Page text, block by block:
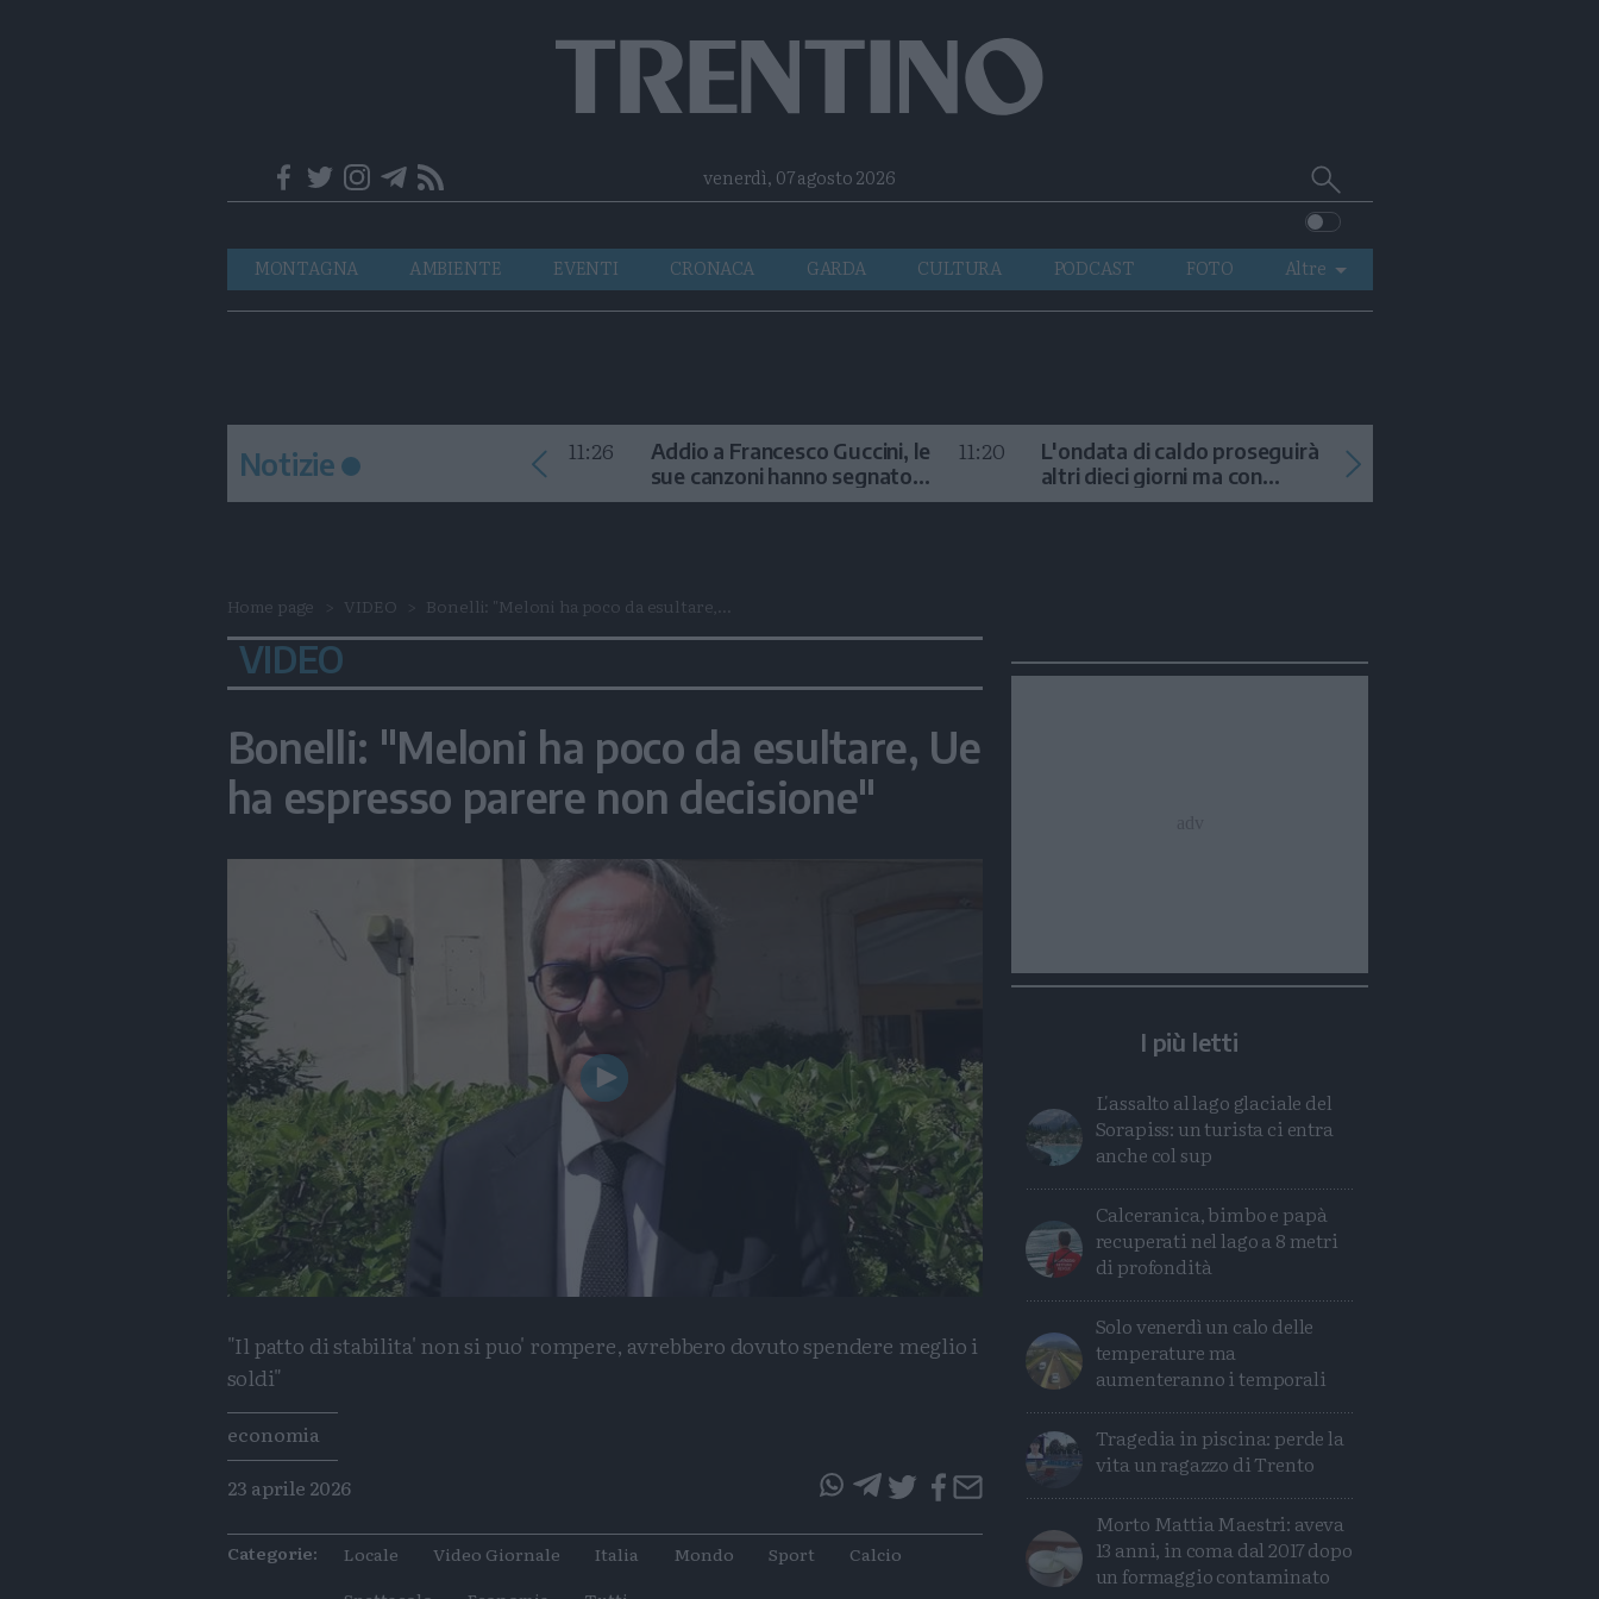
Telegram
RSSvenerdì, 07 agosto 2026 Cerca
su
Trentino
Navigazione
principale
MONTAGNA AMBIENTE EVENTI CRONACA GARDA CULTURA PODCAST FOTO
Altre
VIDEO
Notizie 11:26
Addio a Francesco Guccini, le
sue canzoni hanno segnato
la storia
11:20
L'ondata di caldo proseguirà
altri dieci giorni ma con
temporali
Home page VIDEO Bonelli: "Meloni ha poco da esultare,...
VIDEO
Bonelli: "Meloni ha poco da esultare, Ue
ha espresso parere non decisione"
Play
Video
"Il patto di stabilita' non si puo' rompere, avrebbero dovuto spendere meglio i
soldi"
Tags
economia
23 aprile 2026
articoloarticolo
Categorie: Locale Video Giornale Italia Mondo Sport
Calcio
I più letti
L'assalto al lago glaciale del
Sorapiss: un turista ci entra
anche col sup
Calceranica, bimbo e papà
recuperati nel lago a 8 metri
di profondità
Solo venerdì un calo delle
temperature ma
aumenteranno i temporali
Tragedia in piscina: perde la
vita un ragazzo di Trento
Morto Mattia Maestri: aveva
13 anni, in coma dal 2017 dopo
un formaggio contaminato